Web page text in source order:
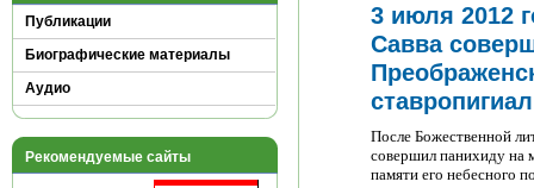
3 июля 2012
Савва
После Божественной
совершил панихиду на
памяти его небесного
Публикации
Биографические материалы
Аудио
Рекомендуемые сайты